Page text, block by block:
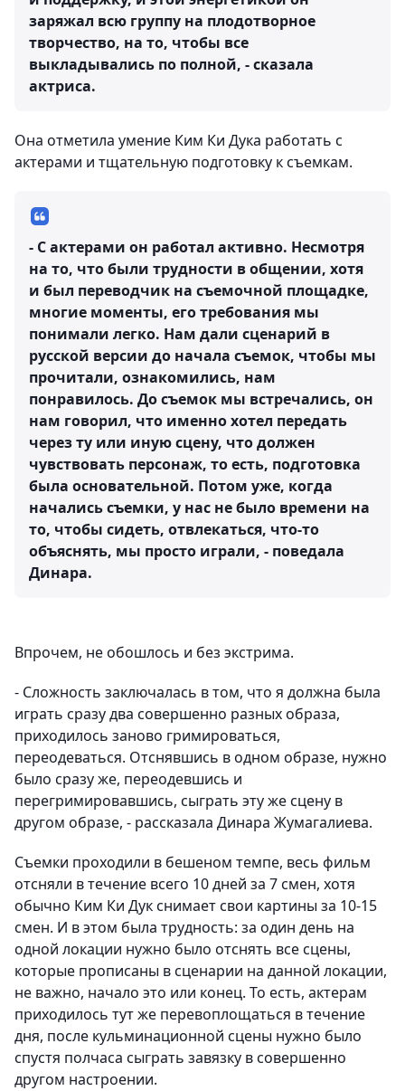
заряжал всю группу на плодотворное
творчество, на то, чтобы все
выкладывались по полной, - сказала
актриса.
Она отметила умение Ким Ки Дука работать с
актерами и тщательную подготовку к съемкам.
- С актерами он работал активно. Несмотря
на то, что были трудности в общении, хотя
и был переводчик на съемочной площадке,
многие моменты, его требования мы
понимали легко. Нам дали сценарий в
русской версии до начала съемок, чтобы мы
прочитали, ознакомились, нам
понравилось. До съемок мы встречались, он
нам говорил, что именно хотел передать
через ту или иную сцену, что должен
чувствовать персонаж, то есть, подготовка
была основательной. Потом уже, когда
начались съемки, у нас не было времени на
то, чтобы сидеть, отвлекаться, что-то
объяснять, мы просто играли, - поведала
Динара.
Впрочем, не обошлось и без экстрима.
- Сложность заключалась в том, что я должна была
играть сразу два совершенно разных образа,
приходилось заново гримироваться,
переодеваться. Отснявшись в одном образе, нужно
было сразу же, переодевшись и
перегримировавшись, сыграть эту же сцену в
другом образе, - рассказала Динара Жумагалиева.
Съемки проходили в бешеном темпе, весь фильм
отсняли в течение всего 10 дней за 7 смен, хотя
обычно Ким Ки Дук снимает свои картины за 10-15
смен. И в этом была трудность: за один день на
одной локации нужно было отснять все сцены,
которые прописаны в сценарии на данной локации,
не важно, начало это или конец. То есть, актерам
приходилось тут же перевоплощаться в течение
дня, после кульминационной сцены нужно было
спустя полчаса сыграть завязку в совершенно
другом настроении.